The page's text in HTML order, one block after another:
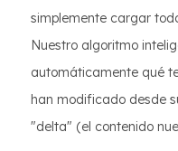
simplemente cargar
Nuestro algoritmo
automáticamente qué
han modificado desde
"delta" (el contenido